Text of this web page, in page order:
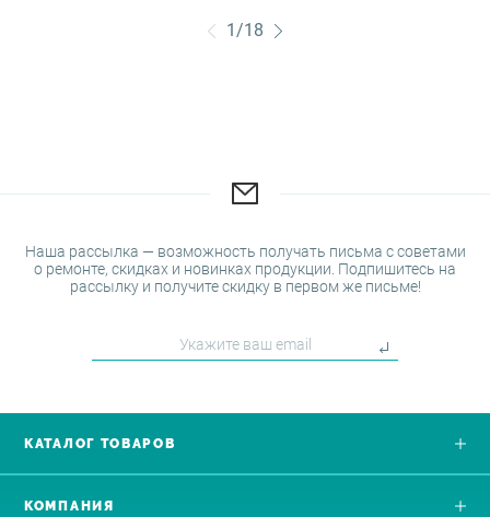
1/18
Наша рассылка — возможность получать письма с советами
о ремонте, скидках и новинках продукции. Подпишитесь на
рассылку и получите скидку в первом же письме!
КАТАЛОГ ТОВАРОВ
КОМПАНИЯ